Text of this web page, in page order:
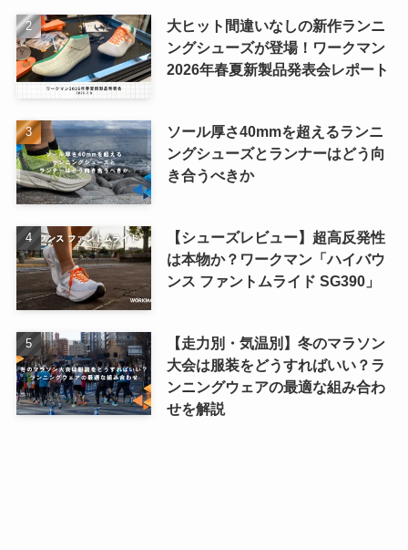
大ヒット間違いなしの新作ランニ
ングシューズが登場！ワークマン
2026年春夏新製品発表会レポート
ソール厚さ40mmを超えるランニ
ングシューズとランナーはどう向
き合うべきか
【シューズレビュー】超高反発性
は本物か？ワークマン「ハイバウ
ンス ファントムライド SG390」
【走力別・気温別】冬のマラソン
大会は服装をどうすればいい？ラ
ンニングウェアの最適な組み合わ
せを解説